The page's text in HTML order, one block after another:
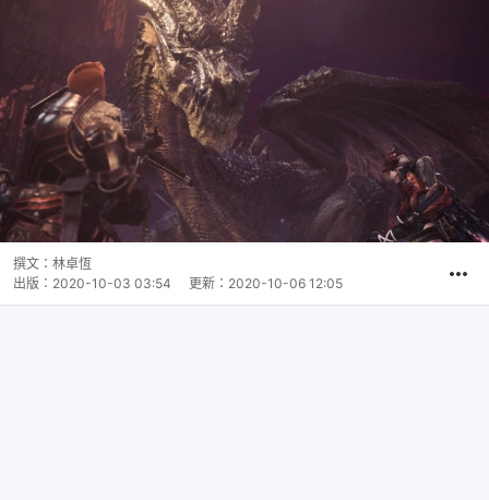
撰文： 林卓恆
出版： 2020-10-03 03:54 更新： 2020-10-06 12:05